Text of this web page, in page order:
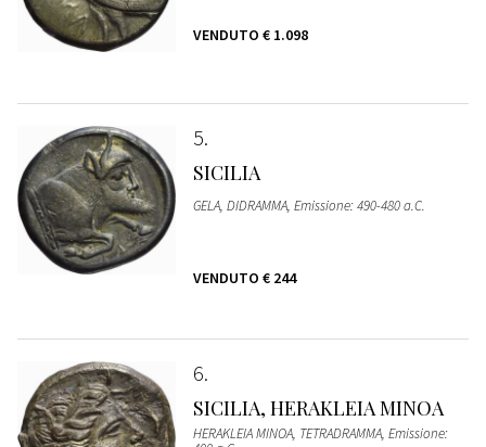
VENDUTO € 1.098
5
SICILIA
GELA, DIDRAMMA, Emissione: 490-480 a.C.
VENDUTO € 244
6
SICILIA, HERAKLEIA MINOA
HERAKLEIA MINOA, TETRADRAMMA, Emissione: